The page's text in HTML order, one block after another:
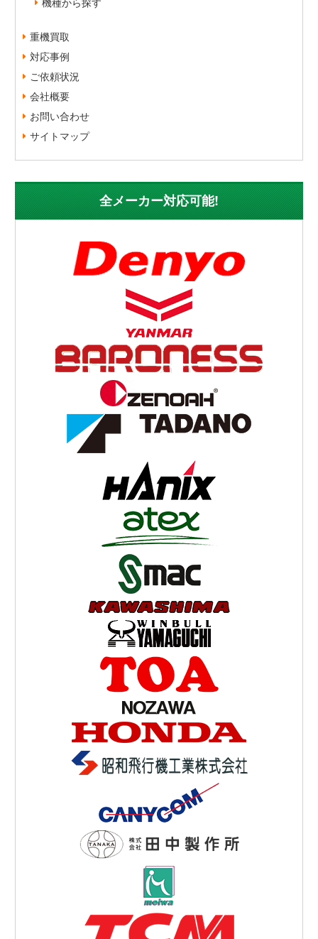
重機買取
対応事例
ご依頼状況
会社概要
お問い合わせ
サイトマップ
全メーカー対応可能!